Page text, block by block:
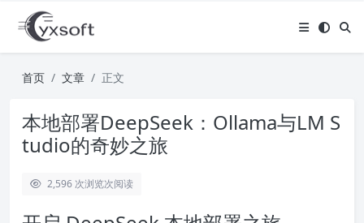
首页 文章 正文
本地部署DeepSeek：Ollama与LM S
tudio的奇妙之旅
2,596 次浏览次阅读